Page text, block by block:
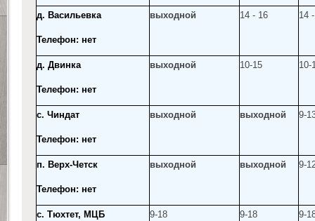
д. Васильевка
Телефон: нет
выходной 14 - 16 14
д. Двинка
Телефон: нет
выходной 10-15 10-
с. Чиндат
Телефон: нет
выходной выходной 9-
п. Верх-Четск
Телефон: нет
выходной выходной 9-
с. Тюхтет, МЦБ 9-18 9-18 9-